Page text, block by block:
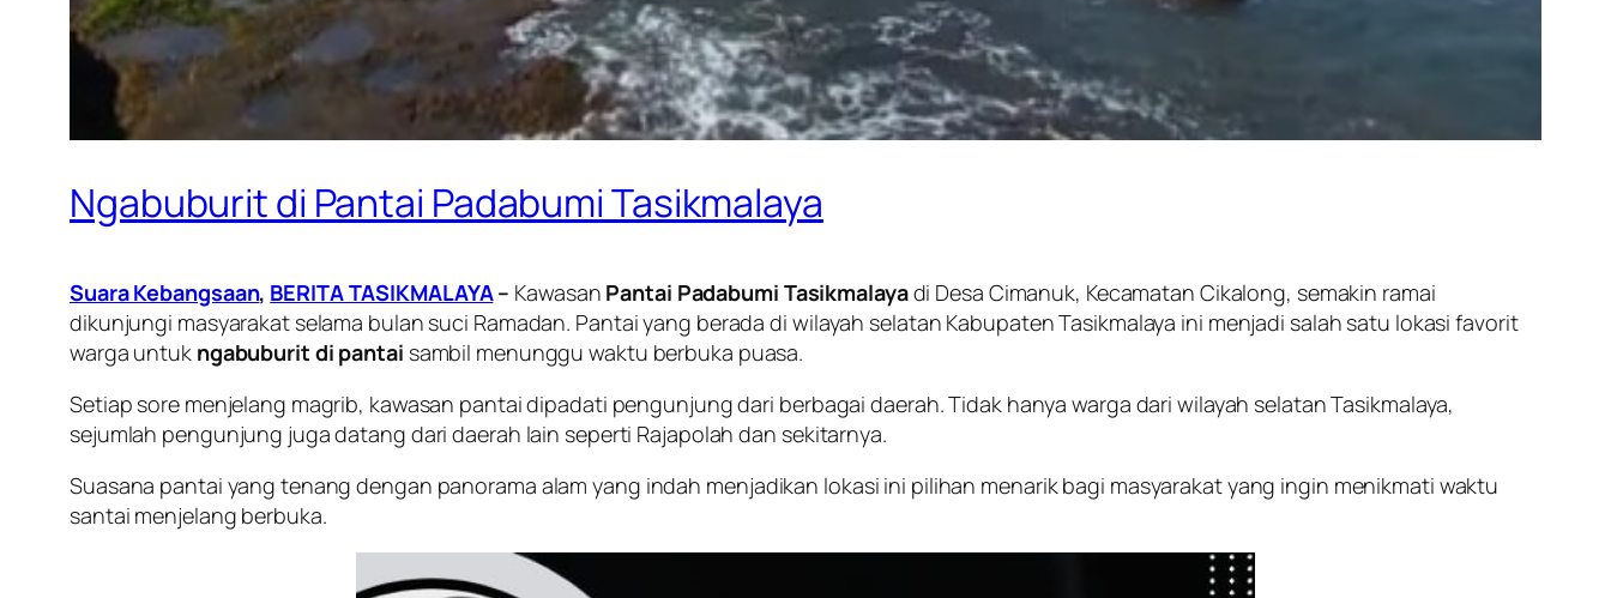
Ngabuburit di Pantai Padabumi Tasikmalaya
Suara Kebangsaan, BERITA TASIKMALAYA– Kawasan Pantai Padabumi Tasikmalayadi Desa Cimanuk, Kecamatan Cikalong, semakin ramai
dikunjungi masyarakat selama bulan suci Ramadan. Pantai yang berada di wilayah selatan Kabupaten Tasikmalaya ini menjadi salah satu lokasi favorit
warga untuk ngabuburit di pantai sambil menunggu waktu berbuka puasa.
Setiap sore menjelang magrib, kawasan pantai dipadati pengunjung dari berbagai daerah. Tidak hanya warga dari wilayah selatan Tasikmalaya,
sejumlah pengunjung juga datang dari daerah lain seperti Rajapolah dan sekitarnya.
Suasana pantai yang tenang dengan panorama alam yang indah menjadikan lokasi ini pilihan menarik bagi masyarakat yang ingin menikmati waktu
santai menjelang berbuka.